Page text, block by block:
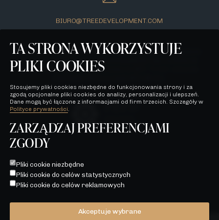
BIURO@TREEDEVELOPMENT.COM
Wszelkie prezentowane na stronie materiały mają jedynie
charakter poglądowy i stanowią jedynie zaproszenie do
zawarcia umowy, o której mowa w ART. 71 K.C. oraz nie
WSZELKIE PREZENTOWANE NA STRONIE MATERIAŁY MAJĄ
JEDYNIE CHARAKTER POGLĄDOWY I STANOWIĄ JEDYNIE
ZAPROSZENIE DO ZAWARCIA UMOWY, O KTÓREJ MOWA W
ART. 71 K.C. ORAZ NIE STANOWIĄ OFERTY W MYŚL ART. 66
TA STRONA WYKORZYSTUJE
PLIKI COOKIES
Stosujemy pliki cookies niezbędne do funkcjonowania strony i za
zgodą opcjonalne pliki cookies do analizy, personalizacji i ulepszeń.
Dane mogą być łączone z informacjami od firm trzecich. Szczegóły w
Polityce prywatności
ZARZĄDZAJ PREFERENCJAMI
ZGODY
Pliki cookie niezbędne
Pliki cookie do celów statystycznych
Pliki cookie do celów reklamowych
Akceptuje wybrane